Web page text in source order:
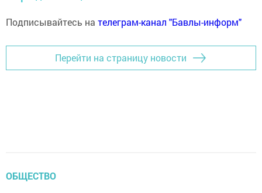
Подписывайтесь на телеграм-канал "Бавлы-информ"
Перейти на страницу новости
ОБЩЕСТВО